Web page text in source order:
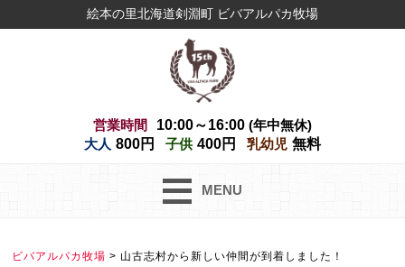
絵本の里北海道剣淵町 ビバアルパカ牧場
営業時間 10:00～16:00 (年中無休)
大人 800円 子供 400円 乳幼児 無料
MENU
ビバアルパカ牧場 > 山古志村から新しい仲間が到着しました！